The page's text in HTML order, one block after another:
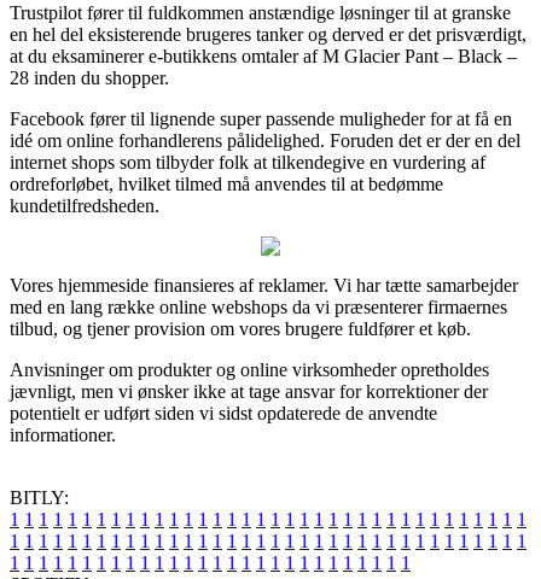
Trustpilot fører til fuldkommen anstændige løsninger til at granske
en hel del eksisterende brugeres tanker og derved er det prisværdigt,
at du eksaminerer e-butikkens omtaler af M Glacier Pant – Black –
28 inden du shopper.
Facebook fører til lignende super passende muligheder for at få en
idé om online forhandlerens pålidelighed. Foruden det er der en del
internet shops som tilbyder folk at tilkendegive en vurdering af
ordreforløbet, hvilket tilmed må anvendes til at bedømme
kundetilfredsheden.
Vores hjemmeside finansieres af reklamer. Vi har tætte samarbejder
med en lang række online webshops da vi præsenterer firmaernes
tilbud, og tjener provision om vores brugere fuldfører et køb.
Anvisninger om produkter og online virksomheder opretholdes
jævnligt, men vi ønsker ikke at tage ansvar for korrektioner der
potentielt er udført siden vi sidst opdaterede de anvendte
informationer.
BITLY:
1 1 1 1 1 1 1 1 1 1 1 1 1 1 1 1 1 1 1 1 1 1 1 1 1 1 1 1 1 1 1 1 1 1 1 1
1 1 1 1 1 1 1 1 1 1 1 1 1 1 1 1 1 1 1 1 1 1 1 1 1 1 1 1 1 1 1 1 1 1 1 1
1 1 1 1 1 1 1 1 1 1 1 1 1 1 1 1 1 1 1 1 1 1 1 1 1 1 1 1